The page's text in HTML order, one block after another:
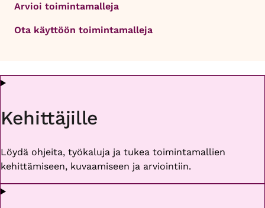
Arvioi toimintamalleja
Ota käyttöön toimintamalleja
Kehittäjille
Löydä ohjeita, työkaluja ja tukea toimintamallien
kehittämiseen, kuvaamiseen ja arviointiin.